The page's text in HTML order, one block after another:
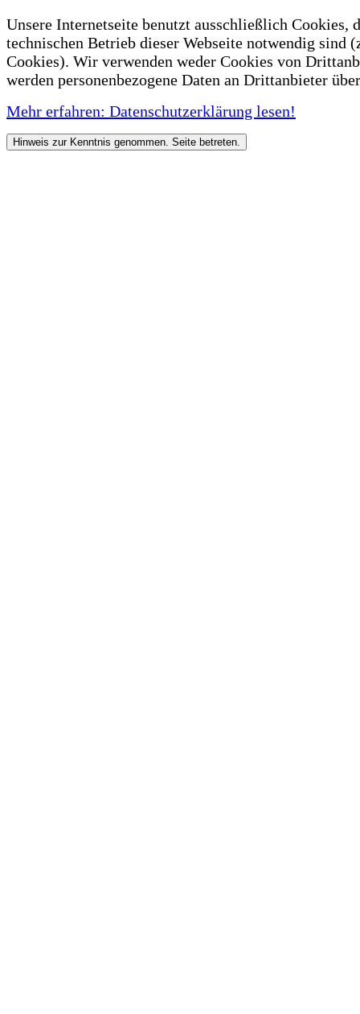
Unsere Internetseite benutzt ausschließlich Cookies,
technischen Betrieb dieser Webseite notwendig sind
Cookies). Wir verwenden weder Cookies von
werden personenbezogene Daten an Drittanbieter
Mehr erfahren: Datenschutzerklärung lesen!
Hinweis zur Kenntnis genommen. Seite betreten.